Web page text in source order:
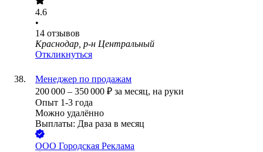
4.6
•
14 отзывов
Краснодар, р-н Центральный
Откликнуться
Менеджер по продажам
200 000 – 350 000 ₽ за месяц, на руки
Опыт 1-3 года
Можно удалённо
Выплаты: Два раза в месяц
ООО Городская Реклама